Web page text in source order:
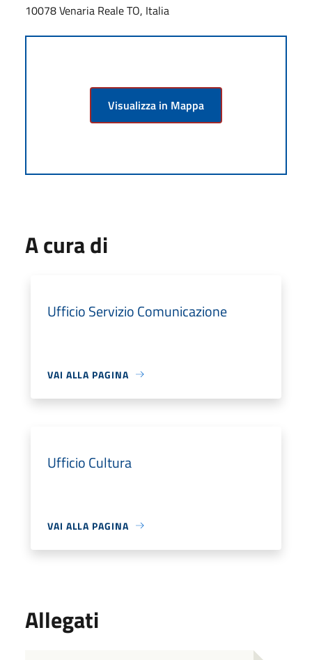
10078 Venaria Reale TO, Italia
Visualizza in Mappa
A cura di
Ufficio Servizio Comunicazione
VAI ALLA PAGINA
Ufficio Cultura
VAI ALLA PAGINA
Allegati